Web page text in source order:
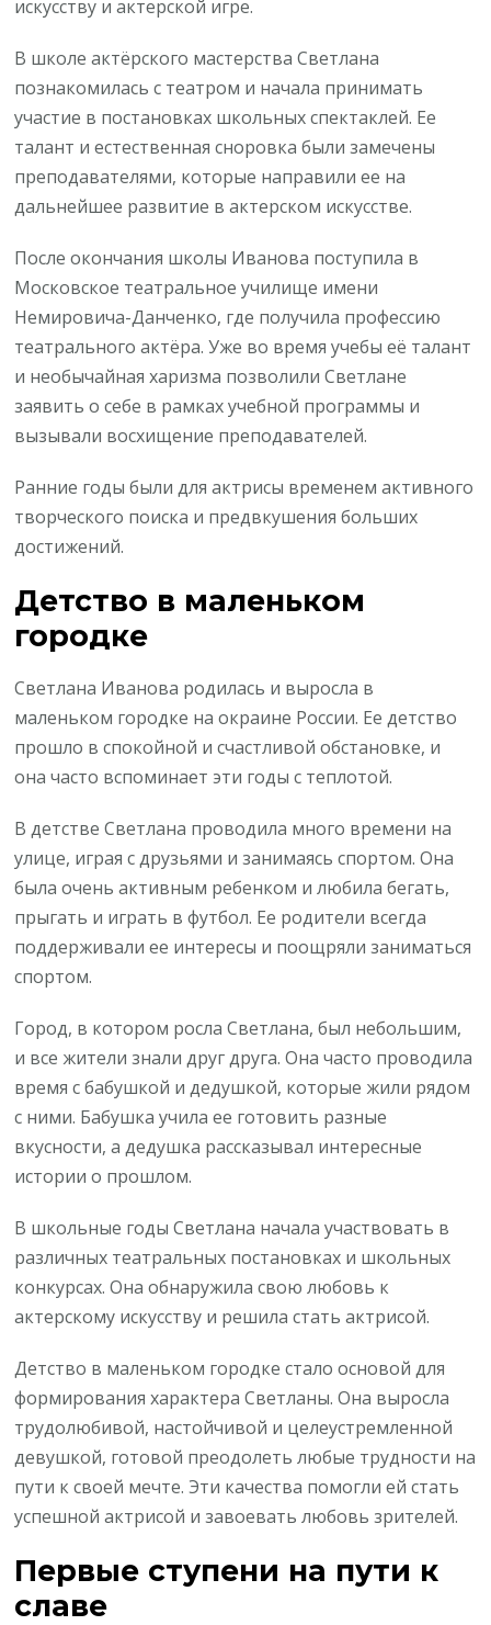
искусству и актерской игре.
В школе актёрского мастерства Светлана
познакомилась с театром и начала принимать
участие в постановках школьных спектаклей. Ее
талант и естественная сноровка были замечены
преподавателями, которые направили ее на
дальнейшее развитие в актерском искусстве.
После окончания школы Иванова поступила в
Московское театральное училище имени
Немировича-Данченко, где получила профессию
театрального актёра. Уже во время учебы её талант
и необычайная харизма позволили Светлане
заявить о себе в рамках учебной программы и
вызывали восхищение преподавателей.
Ранние годы были для актрисы временем активного
творческого поиска и предвкушения больших
достижений.
Детство в маленьком
городке
Светлана Иванова родилась и выросла в
маленьком городке на окраине России. Ее детство
прошло в спокойной и счастливой обстановке, и
она часто вспоминает эти годы с теплотой.
В детстве Светлана проводила много времени на
улице, играя с друзьями и занимаясь спортом. Она
была очень активным ребенком и любила бегать,
прыгать и играть в футбол. Ее родители всегда
поддерживали ее интересы и поощряли заниматься
спортом.
Город, в котором росла Светлана, был небольшим,
и все жители знали друг друга. Она часто проводила
время с бабушкой и дедушкой, которые жили рядом
с ними. Бабушка учила ее готовить разные
вкусности, а дедушка рассказывал интересные
истории о прошлом.
В школьные годы Светлана начала участвовать в
различных театральных постановках и школьных
конкурсах. Она обнаружила свою любовь к
актерскому искусству и решила стать актрисой.
Детство в маленьком городке стало основой для
формирования характера Светланы. Она выросла
трудолюбивой, настойчивой и целеустремленной
девушкой, готовой преодолеть любые трудности на
пути к своей мечте. Эти качества помогли ей стать
успешной актрисой и завоевать любовь зрителей.
Первые ступени на пути к
славе